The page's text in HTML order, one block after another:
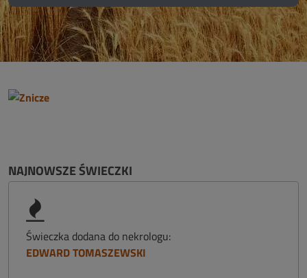
NAJNOWSZE ŚWIECZKI
Świeczka dodana do nekrologu:
EDWARD TOMASZEWSKI